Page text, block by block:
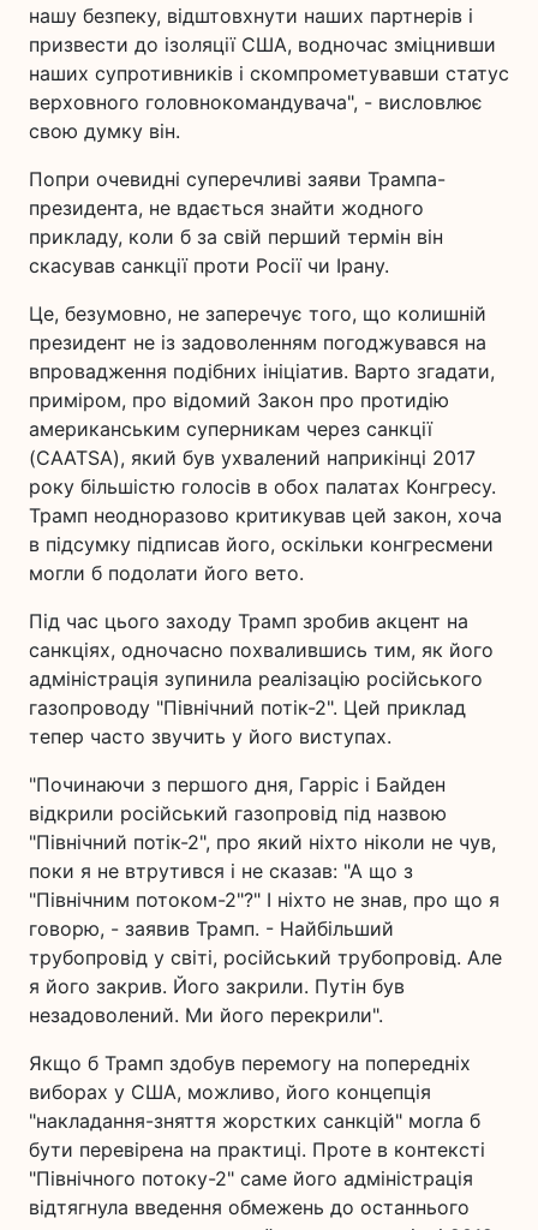
нашу безпеку, відштовхнути наших партнерів і
призвести до ізоляції США, водночас зміцнивши
наших супротивників і скомпрометувавши статус
верховного головнокомандувача", - висловлює
свою думку він.
Попри очевидні суперечливі заяви Трампа-
президента, не вдається знайти жодного
прикладу, коли б за свій перший термін він
скасував санкції проти Росії чи Ірану.
Це, безумовно, не заперечує того, що колишній
президент не із задоволенням погоджувався на
впровадження подібних ініціатив. Варто згадати,
приміром, про відомий Закон про протидію
американським суперникам через санкції
(CAATSA), який був ухвалений наприкінці 2017
року більшістю голосів в обох палатах Конгресу.
Трамп неодноразово критикував цей закон, хоча
в підсумку підписав його, оскільки конгресмени
могли б подолати його вето.
Під час цього заходу Трамп зробив акцент на
санкціях, одночасно похвалившись тим, як його
адміністрація зупинила реалізацію російського
газопроводу "Північний потік-2". Цей приклад
тепер часто звучить у його виступах.
"Починаючи з першого дня, Гарріс і Байден
відкрили російський газопровід під назвою
"Північний потік-2", про який ніхто ніколи не чув,
поки я не втрутився і не сказав: "А що з
"Північним потоком-2"?" І ніхто не знав, про що я
говорю, - заявив Трамп. - Найбільший
трубопровід у світі, російський трубопровід. Але
я його закрив. Його закрили. Путін був
незадоволений. Ми його перекрили".
Якщо б Трамп здобув перемогу на попередніх
виборах у США, можливо, його концепція
"накладання-зняття жорстких санкцій" могла б
бути перевірена на практиці. Проте в контексті
"Північного потоку-2" саме його адміністрація
відтягнула введення обмежень до останнього